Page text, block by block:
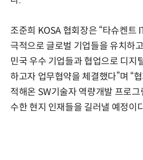
조준희 KOSA 협회장은 “타슈켄트
극적으로 글로벌 기업들을 유치하
민국 우수 기업들과 협업으로 디지
하고자 업무협약을 체결했다”며 “
적해온 SW기술자 역량개발 프로
수한 현지 인재들을 길러낼 예정이